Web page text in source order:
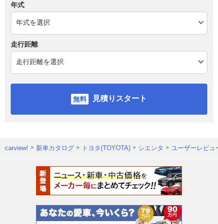
年式
走行距離
見積りスタート
carview! 新車カタログ トヨタ(TOYOTA) シエンタ ユーザーレビュ